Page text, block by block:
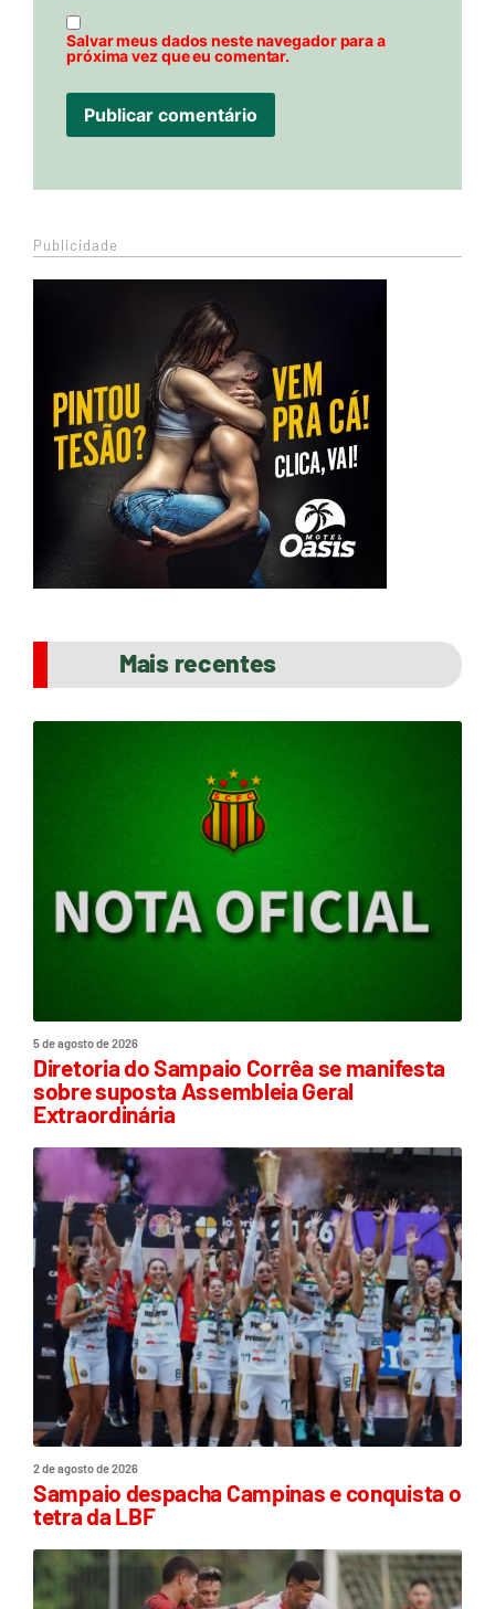
Salvar meus dados neste navegador para a
próxima vez que eu comentar.
Publicidade
Mais recentes
5 de agosto de 2026
Diretoria do Sampaio Corrêa se manifesta
sobre suposta Assembleia Geral
Extraordinária
2 de agosto de 2026
Sampaio despacha Campinas e conquista o
tetra da LBF